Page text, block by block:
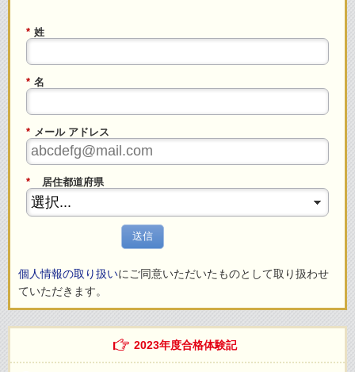
* 姓
* 名
* メール アドレス
* 居住都道府県
送信
個人情報の取り扱いにご同意いただいたものとして取り扱わせ
ていただきます。
2023年度合格体験記